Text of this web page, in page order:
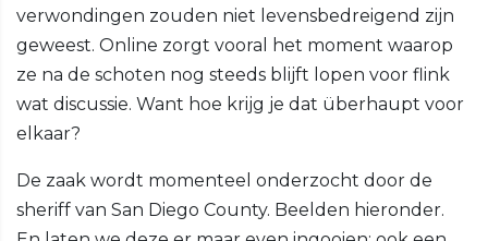
verwondingen zouden niet levensbedreigend zijn
geweest. Online zorgt vooral het moment waarop
ze na de schoten nog steeds blijft lopen voor flink
wat discussie. Want hoe krijg je dat überhaupt voor
elkaar?
De zaak wordt momenteel onderzocht door de
sheriff van San Diego County. Beelden hieronder.